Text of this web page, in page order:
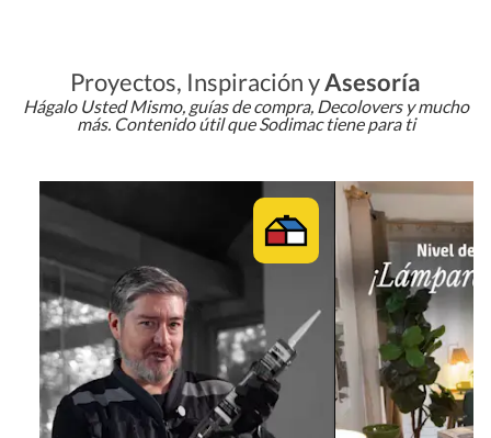
Proyectos, Inspiración yAsesoría
Hágalo Usted Mismo, guías de compra, Decolovers y mucho
más. Contenido útil que Sodimac tiene para ti